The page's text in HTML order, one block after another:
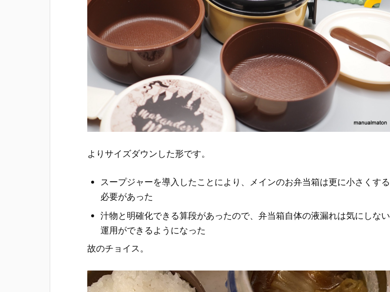
よりサイズダウンした形です。
スープジャーを導入したことにより、メインのお弁当箱は更に小さくする
必要があった
汁物と明確化できる算段があったので、弁当箱自体の液漏れは気にしない
運用ができるようになった
故のチョイス。